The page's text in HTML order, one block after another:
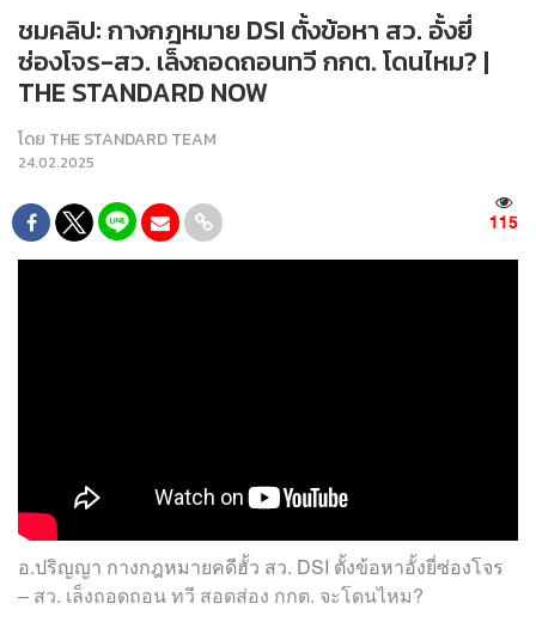
ชมคลิป: กางกฎหมาย DSI ตั้งข้อหา สว. อั้งยี่
ซ่องโจร-สว. เล็งถอดถอนทวี กกต. โดนไหม? |
THE STANDARD NOW
โดย THE STANDARD TEAM
24.02.2025
115
อ.ปริญญา กางกฎหมายคดีฮั้ว สว. DSI ตั้งข้อหาอั้งยี่ซ่องโจร
– สว. เล็งถอดถอน ทวี สอดส่อง กกต. จะโดนไหม?